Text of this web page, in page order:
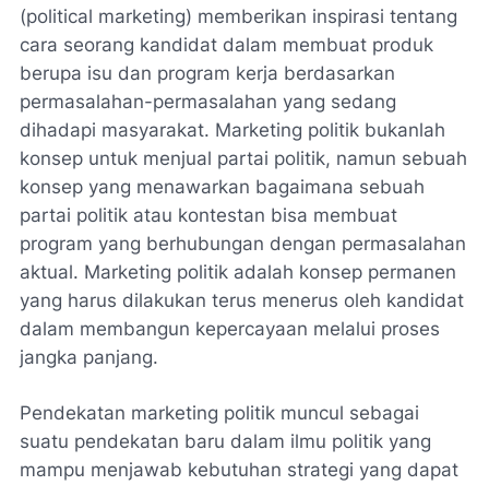
(political marketing) memberikan inspirasi tentang
cara seorang kandidat dalam membuat produk
berupa isu dan program kerja berdasarkan
permasalahan-permasalahan yang sedang
dihadapi masyarakat. Marketing politik bukanlah
konsep untuk menjual partai politik, namun sebuah
konsep yang menawarkan bagaimana sebuah
partai politik atau kontestan bisa membuat
program yang berhubungan dengan permasalahan
aktual. Marketing politik adalah konsep permanen
yang harus dilakukan terus menerus oleh kandidat
dalam membangun kepercayaan melalui proses
jangka panjang.
Pendekatan marketing politik muncul sebagai
suatu pendekatan baru dalam ilmu politik yang
mampu menjawab kebutuhan strategi yang dapat